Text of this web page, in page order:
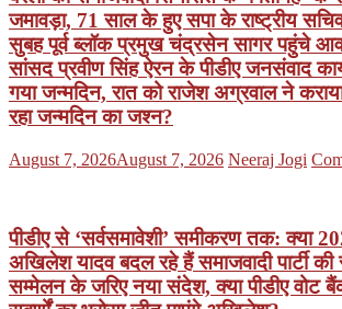
जमावड़ा, 71 साल के हुए सपा के राष्ट्रीय
सुबह पूर्व ब्लॉक प्रमुख चंद्रसेन सागर पहुंचे
सांसद प्रवीण सिंह ऐरन के पीडीए जनसंवाद
गया जन्मदिन, रात को राजेश अग्रवाल ने
रहा जन्मदिन का जश्न?
Posted
August 7, 2026August 7, 2026 Author
Neeraj Jogi
पीडीए से ‘सर्वसमावेशी’ समीकरण तक: क्या
अखिलेश यादव बदल रहे हैं समाजवादी पार्टी की
सम्मेलन के जरिए नया संदेश, क्या पीडीए वोट